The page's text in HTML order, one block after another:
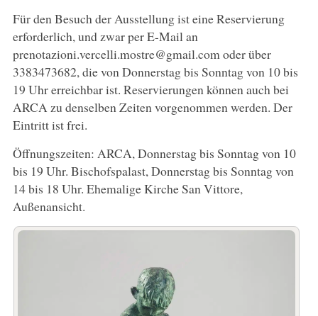
Für den Besuch der Ausstellung ist eine Reservierung
erforderlich, und zwar per E-Mail an
prenotazioni.vercelli.mostre@gmail.com oder über
3383473682, die von Donnerstag bis Sonntag von 10 bis
19 Uhr erreichbar ist. Reservierungen können auch bei
ARCA zu denselben Zeiten vorgenommen werden. Der
Eintritt ist frei.
Öffnungszeiten: ARCA, Donnerstag bis Sonntag von 10
bis 19 Uhr. Bischofspalast, Donnerstag bis Sonntag von
14 bis 18 Uhr. Ehemalige Kirche San Vittore,
Außenansicht.